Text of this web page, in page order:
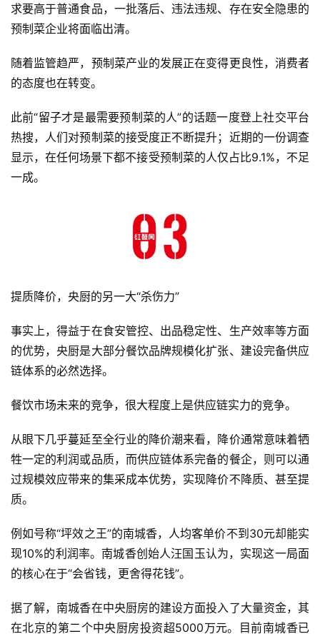
求要高于普通食品，一批落后、违法违规、存在安全隐患的
预制菜企业将面临出清。
随着监管趋严，预制菜产业的发展正在变得更良性，消费者
的态度也在转变。
此前“留子才是最需要预制菜的人”的话题一度登上社交平台
热搜，人们对预制菜的接受度正不断提升；近期的一份调查
显示，在任何场景下都不接受预制菜的人仅占比9.1%，不足
一成。
提质降价，央厨的另一大“杀伤力”
事实上，得益于在食安管控、出品稳定性、生产效率等方面
的优势，央厨是大部分餐饮品牌规模化扩张、建设完备供应
链体系的必然选择。
餐饮市场未来的竞争，很大程度上是供应链实力的竞争。
从眼下几乎蔓延至全行业的降价潮来看，降价通常意味着牺
牲一定的利润或品质，而供应链体系完备的餐企，则可以通
过规模效应带来的集采成本优势，实现降价不降质、甚至提
质。
例如号称“坪效之王”的南城香，人均客单价不到30元却能实
现10%的利润率。南城香创始人汪国玉认为，实现这一局面
的核心在于“会省钱，更舍得花钱”。
据了解，南城香在中央厨房的建设方面投入了大量资金，其
在北京的第二个中央厨房投资超5000万元。目前南城香已